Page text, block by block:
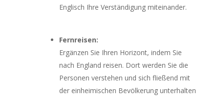
Englisch Ihre Verständigung miteinander.
Fernreisen:
Ergänzen Sie Ihren Horizont, indem Sie
nach England reisen. Dort werden Sie die
Personen verstehen und sich fließend mit
der einheimischen Bevölkerung unterhalten